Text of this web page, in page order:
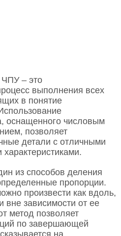
ЧПУ – это
выполнения всех
в понятие
оснащенного числовым
позволяет
детали с отличными
из способов деления
пропорции.
произвести как вдоль,
вне зависимости от ее
метод позволяет
по завершающей
на